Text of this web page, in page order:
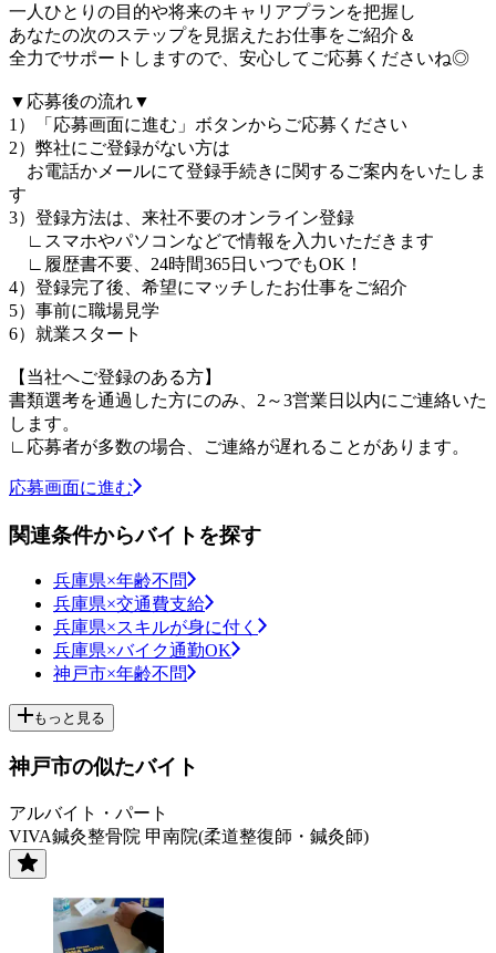
一人ひとりの目的や将来のキャリアプランを把握し
あなたの次のステップを見据えたお仕事をご紹介＆
全力でサポートしますので、安心してご応募くださいね◎
▼応募後の流れ▼
1）「応募画面に進む」ボタンからご応募ください
2）弊社にご登録がない方は
お電話かメールにて登録手続きに関するご案内をいたしま
す
3）登録方法は、来社不要のオンライン登録
∟スマホやパソコンなどで情報を入力いただきます
∟履歴書不要、24時間365日いつでもOK！
4）登録完了後、希望にマッチしたお仕事をご紹介
5）事前に職場見学
6）就業スタート
【当社へご登録のある方】
書類選考を通過した方にのみ、2～3営業日以内にご連絡いた
します。
∟応募者が多数の場合、ご連絡が遅れることがあります。
応募画面に進む
関連条件からバイトを探す
兵庫県×年齢不問
兵庫県×交通費支給
兵庫県×スキルが身に付く
兵庫県×バイク通勤OK
神戸市×年齢不問
もっと見る
神戸市の似たバイト
アルバイト・パート
VIVA鍼灸整骨院 甲南院(柔道整復師・鍼灸師)